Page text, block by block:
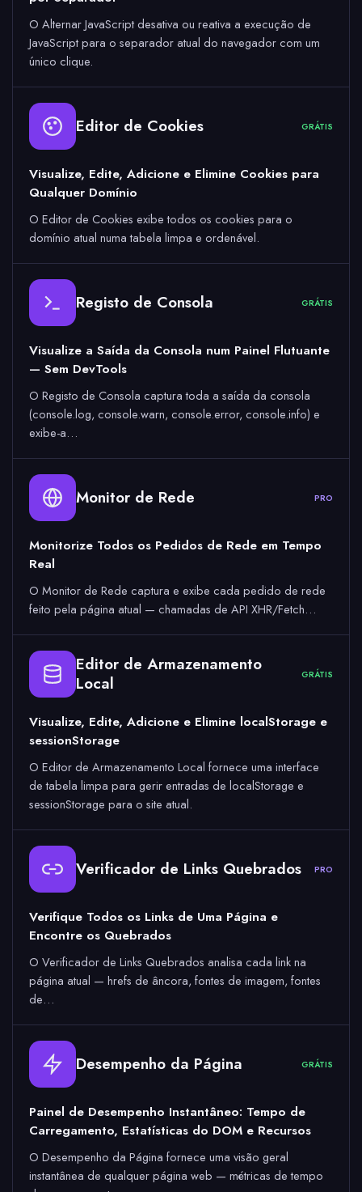
O Alternar JavaScript desativa ou reativa a execução de
JavaScript para o separador atual do navegador com um
único clique.
Editor de Cookies GRÁTIS
Visualize, Edite, Adicione e Elimine Cookies para
Qualquer Domínio
O Editor de Cookies exibe todos os cookies para o
domínio atual numa tabela limpa e ordenável.
Registo de Consola GRÁTIS
Visualize a Saída da Consola num Painel Flutuante
— Sem DevTools
O Registo de Consola captura toda a saída da consola
(console.log, console.warn, console.error, console.info) e
exibe-a…
Monitor de Rede PRO
Monitorize Todos os Pedidos de Rede em Tempo
Real
O Monitor de Rede captura e exibe cada pedido de rede
feito pela página atual — chamadas de API XHR/Fetch…
Editor de Armazenamento
Local
GRÁTIS
Visualize, Edite, Adicione e Elimine localStorage e
sessionStorage
O Editor de Armazenamento Local fornece uma interface
de tabela limpa para gerir entradas de localStorage e
sessionStorage para o site atual.
Verificador de Links Quebrados PRO
Verifique Todos os Links de Uma Página e
Encontre os Quebrados
O Verificador de Links Quebrados analisa cada link na
página atual — hrefs de âncora, fontes de imagem, fontes
de…
Desempenho da Página GRÁTIS
Painel de Desempenho Instantâneo: Tempo de
Carregamento, Estatísticas do DOM e Recursos
O Desempenho da Página fornece uma visão geral
instantânea de qualquer página web — métricas de tempo